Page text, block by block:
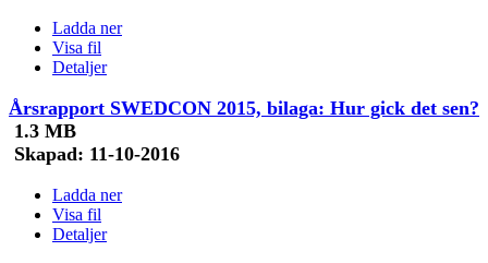
Ladda ner
Visa fil
Detaljer
Årsrapport SWEDCON 2015, bilaga: Hur gick det sen?
1.3 MB
Skapad: 11-10-2016
Ladda ner
Visa fil
Detaljer